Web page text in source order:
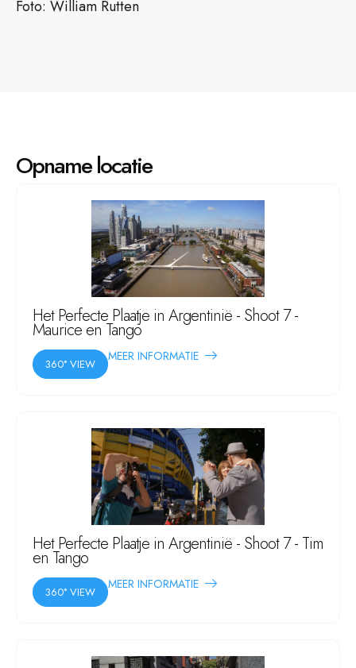
Foto: William Rutten
Opname locatie
Het Perfecte Plaatje in Argentinië - Shoot 7 -
Maurice en Tango
360° VIEW
MEER INFORMATIE
Het Perfecte Plaatje in Argentinië - Shoot 7 - Tim
en Tango
360° VIEW
MEER INFORMATIE